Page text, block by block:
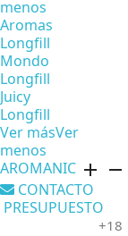
menos
Aromas
Longfill
Mondo
Longfill
Juicy
Longfill
Ver másVer
menos
AROMANIC add remove
CONTACTO
PRESUPUESTO
+18